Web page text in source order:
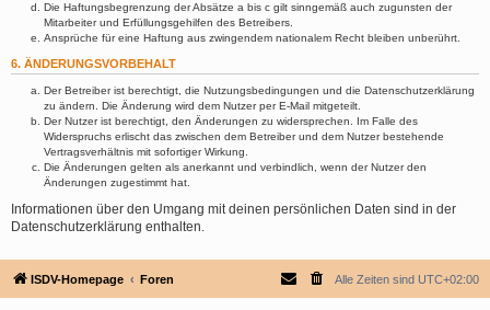
Die Haftungsbegrenzung der Absätze a bis c gilt sinngemäß auch zugunsten der
Mitarbeiter und Erfüllungsgehilfen des Betreibers.
Ansprüche für eine Haftung aus zwingendem nationalem Recht bleiben unberührt.
6. ÄNDERUNGSVORBEHALT
Der Betreiber ist berechtigt, die Nutzungsbedingungen und die Datenschutzerklärung
zu ändern. Die Änderung wird dem Nutzer per E-Mail mitgeteilt.
Der Nutzer ist berechtigt, den Änderungen zu widersprechen. Im Falle des
Widerspruchs erlischt das zwischen dem Betreiber und dem Nutzer bestehende
Vertragsverhältnis mit sofortiger Wirkung.
Die Änderungen gelten als anerkannt und verbindlich, wenn der Nutzer den
Änderungen zugestimmt hat.
Informationen über den Umgang mit deinen persönlichen Daten sind in der
Datenschutzerklärung enthalten.
ISDV-Homepage Foren Alle Zeiten sind UTC+02:00